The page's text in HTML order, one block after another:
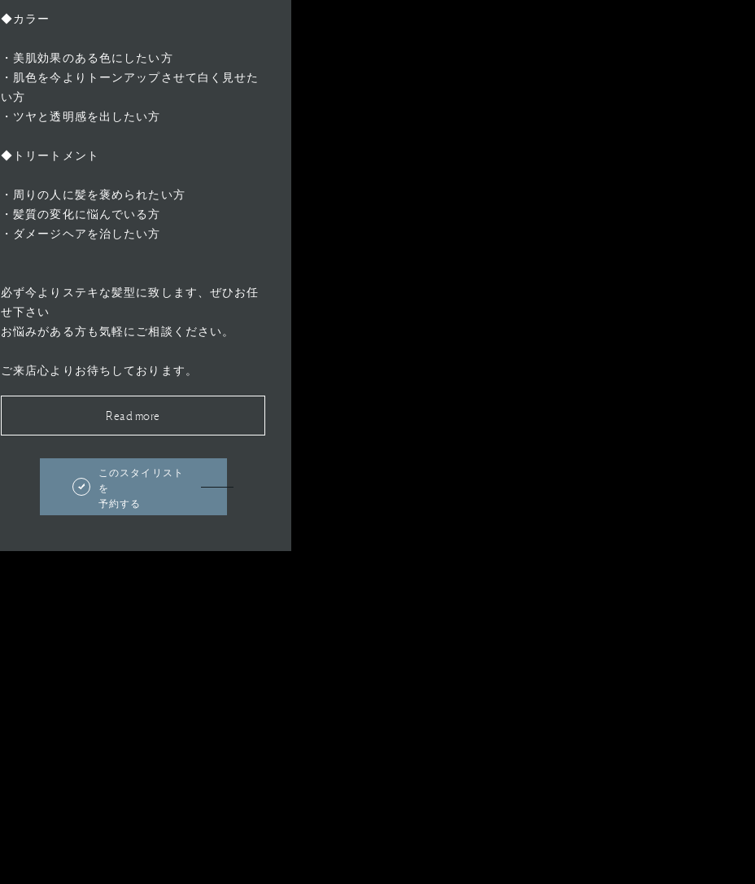
◆カラー
・美肌効果のある色にしたい方
・肌色を今よりトーンアップさせて白く見せた
い方
・ツヤと透明感を出したい方
◆トリートメント
・周りの人に髪を褒められたい方
・髪質の変化に悩んでいる方
・ダメージヘアを治したい方
必ず今よりステキな髪型に致します、ぜひお任
せ下さい
お悩みがある方も気軽にご相談ください。
ご来店心よりお待ちしております。
Read more
このスタイリスト
を
予約する